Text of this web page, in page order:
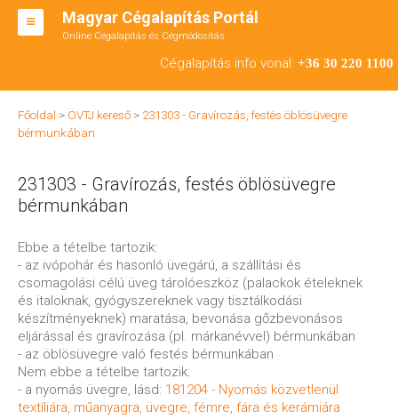
Magyar Cégalapítás Portál
Online Cégalapítás és Cégmódosítás
Cégalapítás info vonal: +36 30 220 1100
BT ALAPÍTÁS
RT ALAPÍTÁS
ÁTALAKULÁS
ENGEDÉLYKÖTELES
IRODÁK
Főoldal > ÖVTJ kereső > 231303 - Gravírozás, festés öblösüvegre
bérmunkában
231303 - Gravírozás, festés öblösüvegre
bérmunkában
Ebbe a tételbe tartozik:
- az ivópohár és hasonló üvegárú, a szállítási és
csomagolási célú üveg tárolóeszköz (palackok ételeknek
és italoknak, gyógyszereknek vagy tisztálkodási
készítményeknek) maratása, bevonása gőzbevonásos
eljárással és gravírozása (pl. márkanévvel) bérmunkában
- az öblösüvegre való festés bérmunkában
Nem ebbe a tételbe tartozik:
- a nyomás üvegre, lásd: 181204 - Nyomás közvetlenül
textíliára, műanyagra, üvegre, fémre, fára és kerámiára